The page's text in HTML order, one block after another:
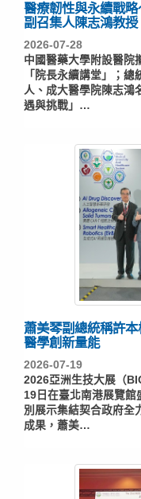
醫療韌性與永續戰略
副召集人陳志鴻教
2026-07-28
中國醫藥大學附設醫院
「院長永續講堂」；
人、成大醫學院陳志鴻
遇與挑戰」…
蕭美琴副總統稱許
醫學創新量能
2026-07-19
2026亞洲生技大展（
19日在臺北南港展覽館
別展示集結契合政府全
成果，蕭美…